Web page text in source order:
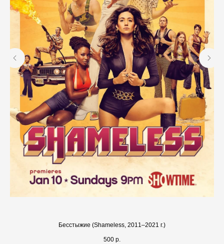
Бесстыжие (Shameless, 2011–2021 г.)
500 р.